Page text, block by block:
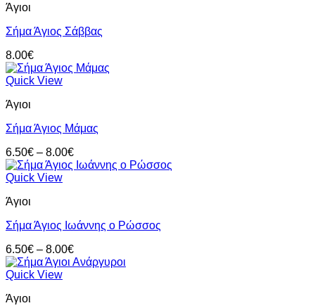
Άγιοι
Σήμα Άγιος Σάββας
8.00€
Quick View
Άγιοι
Σήμα Άγιος Μάμας
6.50€ – 8.00€Price
range:
Quick View
Άγιοι
Σήμα Άγιος Ιωάννης ο Ρώσσος
6.50€ – 8.00€Price
range:
Quick View
Άγιοι